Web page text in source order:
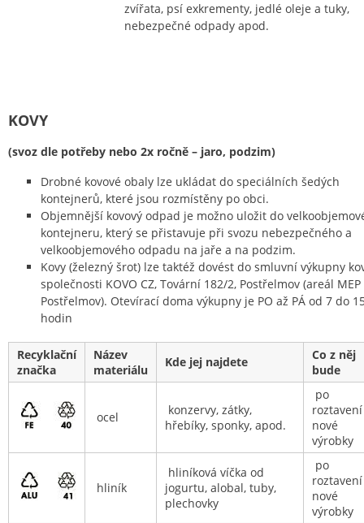
zvířata, psí exkrementy, jedlé oleje a tuky,
nebezpečné odpady apod.
KOVY
(svoz dle potřeby nebo 2x ročně – jaro, podzim)
Drobné kovové obaly lze ukládat do speciálních šedých
kontejnerů, které jsou rozmístěny po obci.
Objemnější kovový odpad je možno uložit do
kontejneru, který se přistavuje při svozu nebezpečného a
velkoobjemového odpadu na jaře a na podzim.
Kovy (železný šrot) lze taktéž dovést do smluvní výkupny
společnosti KOVO CZ, Tovární 182/2, Postřelmov (areál MEP
Postřelmov). Otevírací doma výkupny je PO až PÁ od 7 do
hodin
Recyklační
značka
Název
materiálu
Kde jej najdete
Co z něj
bude
ocel
konzervy, zátky,
hřebíky, sponky, apod.
po
roztavení
nové
výrobky
hliník
hliníková víčka od
jogurtu, alobal, tuby,
plechovky
po
roztavení
nové
výrobky